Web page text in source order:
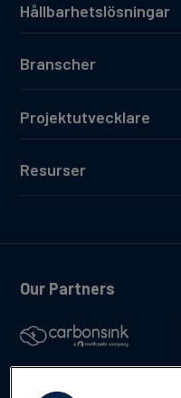
Hållbarhetslösningar
Branscher
Projektutvecklare
Resurser
Our Partners